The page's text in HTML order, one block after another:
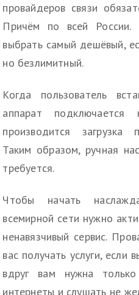
провайдеров связи
Причём по всей России.
выбрать самый дешёвый,
но безлимитный.
Когда пользователь
аппарат
производится загрузка
Таким образом, ручная
требуется.
Чтобы начать
всемирной сети нужно
ненавязчивый сервис.
вас получать услуги, если
вдруг вам нужна
интернеты и слушать не